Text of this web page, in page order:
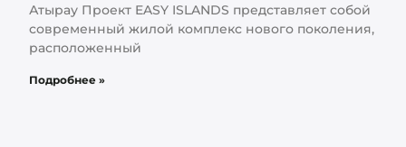
Атырау Проект EASY ISLANDS представляет собой
современный жилой комплекс нового поколения,
расположенный
Подробнее »